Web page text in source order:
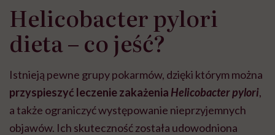
Helicobacter pylori
dieta – co jeść?
Istnieją pewne grupy pokarmów, dzięki którym można
przyspieszyć leczenie zakażenia Helicobacter pylori,
a także ograniczyć występowanie nieprzyjemnych
objawów. Ich skuteczność została udowodniona